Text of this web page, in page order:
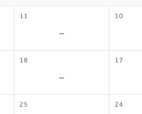
10
11
-
17
18
-
24
25